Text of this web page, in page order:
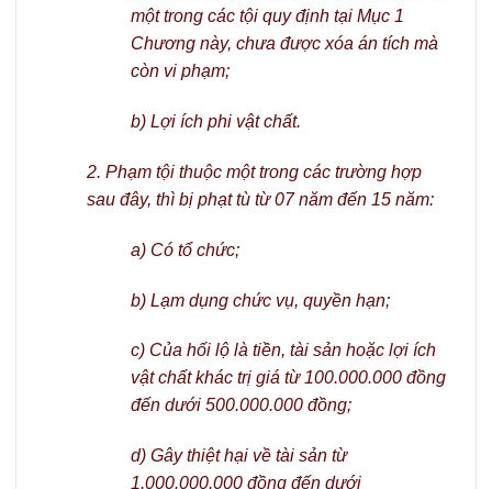
một trong các tội quy định tại Mục 1
Chương này, chưa được xóa án tích mà
còn vi phạm;
b) Lợi ích phi vật chất.
2. Phạm tội thuộc một trong các trường hợp
sau đây, thì bị phạt tù từ 07 năm đến 15 năm:
a) Có tổ chức;
b) Lạm dụng chức vụ, quyền hạn;
c) Của hối lộ là tiền, tài sản hoặc lợi ích
vật chất khác trị giá từ 100.000.000 đồng
đến dưới 500.000.000 đồng;
d) Gây thiệt hại về tài sản từ
1.000.000.000 đồng đến dưới